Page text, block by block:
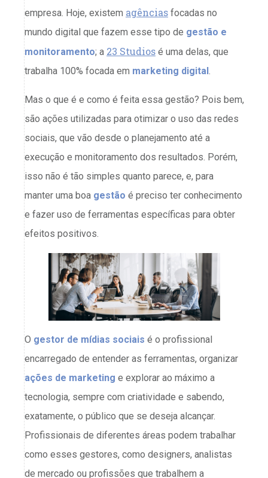
empresa. Hoje, existem agências focadas no
mundo digital que fazem esse tipo de gestão e
monitoramento; a 23 Studios é uma delas, que
trabalha 100% focada em marketing digital .
Mas o que é e como é feita essa gestão? Pois bem,
são ações utilizadas para otimizar o uso das redes
sociais, que vão desde o planejamento até a
execução e monitoramento dos resultados. Porém,
isso não é tão simples quanto parece, e, para
manter uma boa gestão é preciso ter conhecimento
e fazer uso de ferramentas específicas para obter
efeitos positivos.
O gestor de mídias sociais é o profissional
encarregado de entender as ferramentas, organizar
ações de marketing e explorar ao máximo a
tecnologia, sempre com criatividade e sabendo,
exatamente, o público que se deseja alcançar.
Profissionais de diferentes áreas podem trabalhar
como esses gestores, como designers, analistas
de mercado ou profissões que trabalhem a